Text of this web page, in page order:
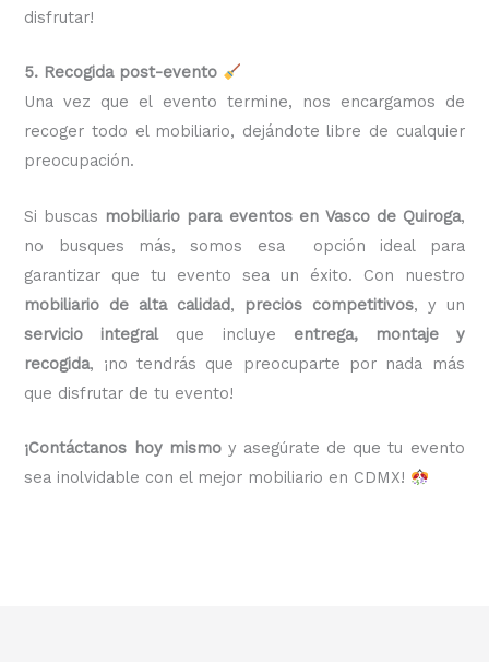
disfrutar!
5. Recogida post-evento
Una vez que el evento termine, nos encargamos de
recoger todo el mobiliario, dejándote libre de cualquier
preocupación.
Si buscas mobiliario para eventos en Vasco de Quiroga,
no busques más, somos esa opción ideal para
garantizar que tu evento sea un éxito. Con nuestro
mobiliario de alta calidad, precios competitivos, y un
servicio integralque incluye entrega, montaje y
recogida, ¡no tendrás que preocuparte por nada más
que disfrutar de tu evento!
¡Contáctanos hoy mismoy asegúrate de que tu evento
sea inolvidable con el mejor mobiliario en CDMX!